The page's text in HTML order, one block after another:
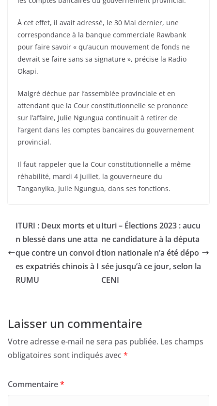
À cet effet, il avait adressé, le 30 Mai dernier, une
correspondance à la banque commerciale Rawbank
pour faire savoir « qu’aucun mouvement de fonds ne
devrait se faire sans sa signature », précise la Radio
Okapi.
Malgré déchue par l’assemblée provinciale et en
attendant que la Cour constitutionnelle se prononce
sur l’affaire, Julie Ngungua continuait à retirer de
l’argent dans les comptes bancaires du gouvernement
provincial.
Il faut rappeler que la Cour constitutionnelle a même
réhabilité, mardi 4 juillet, la gouverneure du
Tanganyika, Julie Ngungua, dans ses fonctions.
ITURI : Deux morts et u
n blessé dans une atta
que contre un convoi d
es expatriés chinois à I
RUMU
Ituri – Élections 2023 : aucu
ne candidature à la députa
tion nationale n’a été dépo
sée jusqu’à ce jour, selon la
CENI
Laisser un commentaire
Votre adresse e-mail ne sera pas publiée. Les champs
obligatoires sont indiqués avec *
Commentaire*